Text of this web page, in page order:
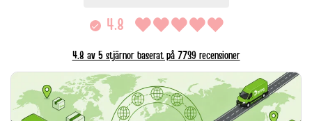
4.8
4.8 av 5 stjärnor baserat på 7739 recensioner